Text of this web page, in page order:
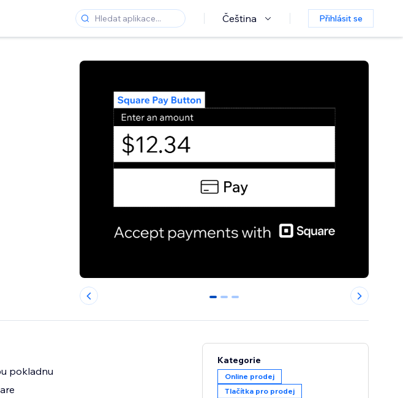
Čeština Přihlásit se
0 1 2
pokladnu
Kategorie
Online prodej
Tlačítka pro prodej